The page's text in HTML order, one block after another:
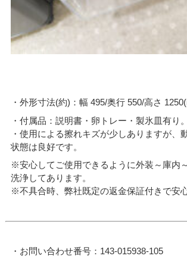
・外形寸法(約)：幅 495/奥行 550/高さ
・付属品：説明書・卵トレー・製氷皿有り。
・使用による擦れキズが少しありますが、
状態は良好です。
※安心してご使用できるように外装～庫内
洗浄してあります。
※不具合時、弊社既定の返金保証付きで安
・お問い合わせ番号：143-015938-105